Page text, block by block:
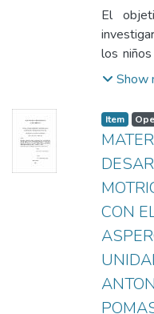
2020-
Guevara,
El
los
de
Quito,
año
fomenta
otra
para la
campo,
Show
Item
CON